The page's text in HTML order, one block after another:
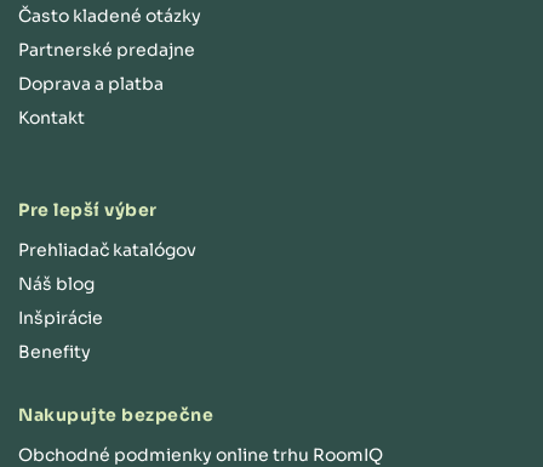
Často kladené otázky
Partnerské predajne
Doprava a platba
Kontakt
Pre lepší výber
Prehliadač katalógov
Náš blog
Inšpirácie
Benefity
Nakupujte bezpečne
Obchodné podmienky online trhu RoomIQ